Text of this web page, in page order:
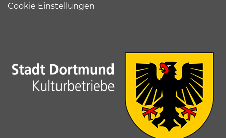
Cookie Einstellungen